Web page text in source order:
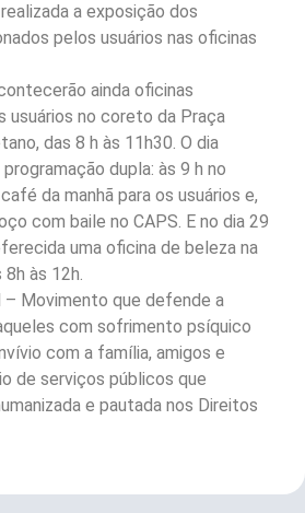
a exposição dos
pelos usuários nas oficinas
ainda oficinas
usuários no coreto da Praça
das 8 h às 11h30. O dia
dupla: às 9 h no
da manhã para os usuários e,
com baile no CAPS. E no dia 29
uma oficina de beleza na
às 12h.
– Movimento que defende a
com sofrimento psíquico
com a família, amigos e
de serviços públicos que
e pautada nos Direitos